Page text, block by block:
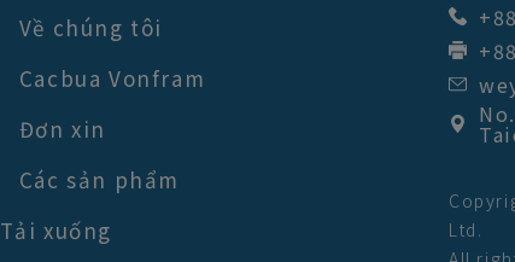
Về chúng tôi
Cacbua Vonfram
Đơn xin
Các sản phẩm
Tải xuống
Ltd.